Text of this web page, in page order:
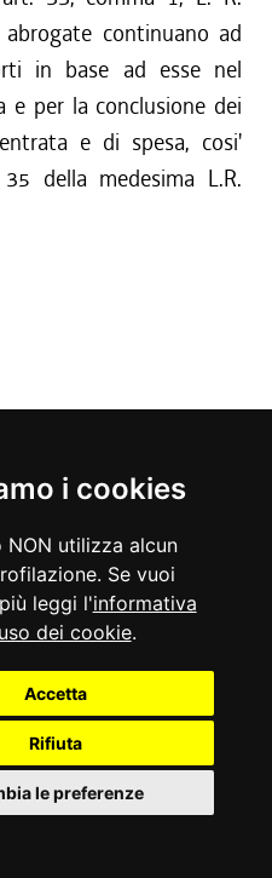
i cookies
NON utilizza alcun
Se vuoi
leggi l'informativa
dei cookie.
Accetta
Rifiuta
le preferenze
continuano ad
in base ad esse nel
e per la conclusione dei
e di spesa, cosi'
della medesima L.R.